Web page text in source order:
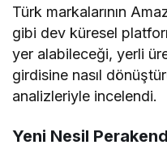
Türk markalarının
gibi dev küresel
yer alabileceği, yerli
girdisine nasıl
analizleriyle incelendi.
Yeni Nesil